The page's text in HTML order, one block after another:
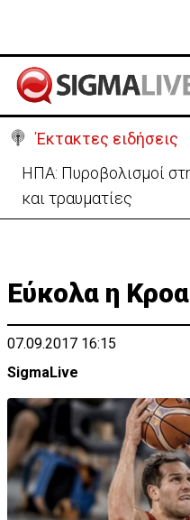
Έκτακτες ειδήσεις
ΗΠΑ: Πυροβολισμοί
και τραυματίες
Εύκολα η
07.09.2017 16:15
SigmaLive